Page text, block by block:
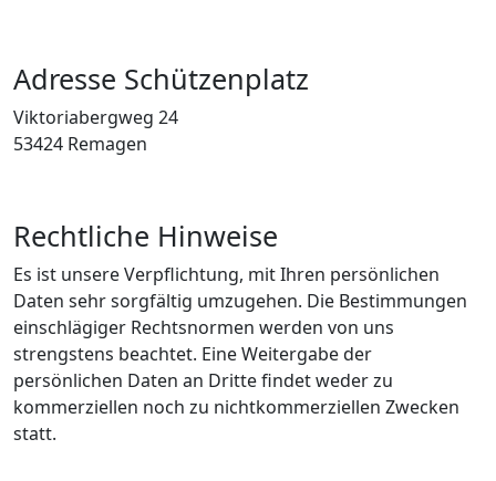
Adresse Schützenplatz
Viktoriabergweg 24
53424 Remagen
Rechtliche Hinweise
Es ist unsere Verpflichtung, mit Ihren persönlichen
Daten sehr sorgfältig umzugehen. Die Bestimmungen
einschlägiger Rechtsnormen werden von uns
strengstens beachtet. Eine Weitergabe der
persönlichen Daten an Dritte findet weder zu
kommerziellen noch zu nichtkommerziellen Zwecken
statt.